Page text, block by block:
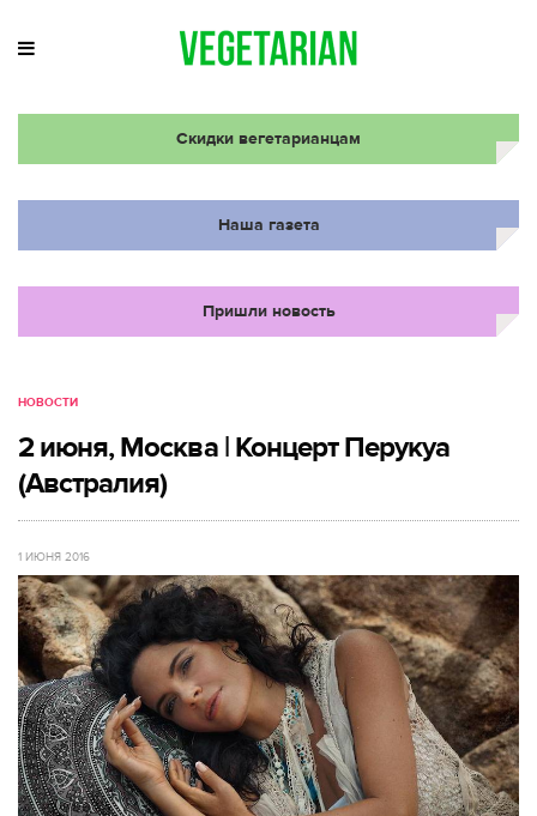
Скидки вегетарианцам
Наша газета
Пришли новость
НОВОСТИ
2 июня, Москва | Концерт Перукуа
(Австралия)
1 ИЮНЯ 2016